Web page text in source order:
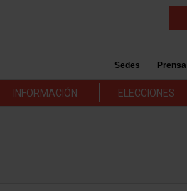
Sedes Prensa
INFORMACIÓN ELECCIONES